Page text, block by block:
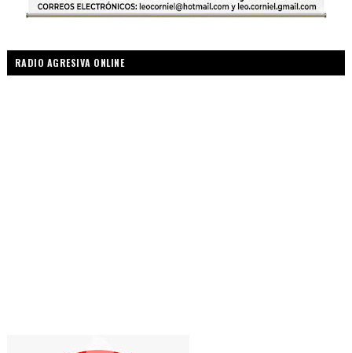
RADIO AGRESIVA ONLINE